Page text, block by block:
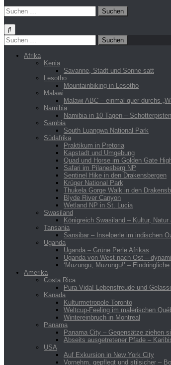
Suchen
nach:
Suchen
nach:
Afrika
Kenia
Savanne, Stadt und Sonne satt
Lesotho
Mountainbiking in Lesotho
Malawi
Malawi ABC – einmal quer durchs
Namibia
Namibia in 10 Tagen –
Sambia
South Luangwa National Park
Südafrika
Praktikum in Pretoria
Kapstadt und Umgebung
Quad und Horse im Golden Gate
Safari im Pilanesberg NP
Sentinel Hike in den Drakensbergen
Krüger National Park
Thukela Gorge Walk in den
Blyde River Canyon
Wetland NP in St. Lucia
Swasiland
Königreich Swasiland – Kultur, Natur
Tansania
Sansibar – Inselperle im indischen
Uganda
Uganda – Grüne Perle Afrikas
Uganda von West nach Ost –
‘Muzungu, Muzungu!’ –
Amerika
Costa Rica
Pura Vida! Lebensfreude und
Kanada
Kulturmetropole Toronto
Weltcup-Feeling im malerischen
Wintereinbruch in Montreal
Panama
Panama City – Gegensätze ziehen
Abseits ausgetretener Pfade –
USA
Auf Exkursion in New York City
Vornehm, gepflegt und stilsicher –